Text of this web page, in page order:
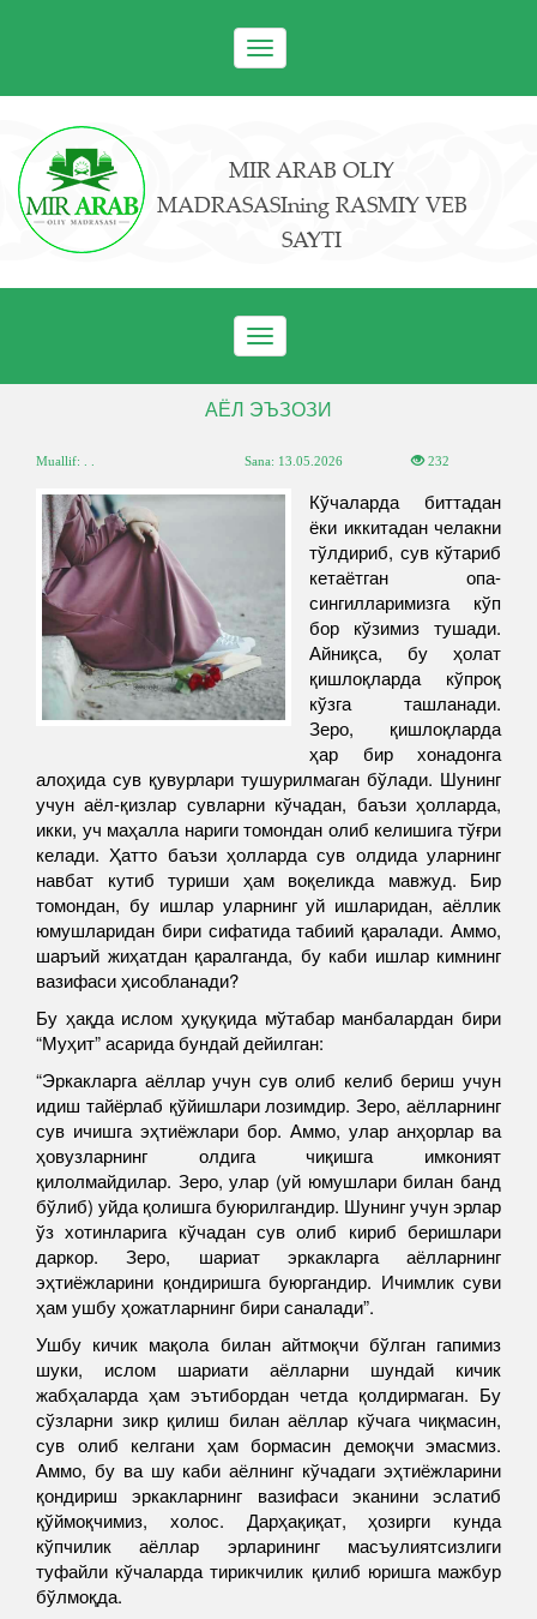
Toggle
navigation
MIR ARAB OLIY
MADRASASIning RASMIY VEB
SAYTI
Toggle
navigation
АЁЛ ЭЪЗОЗИ
Muallif: . . Sana: 13.05.2026 232
Кўчаларда биттадан
ёки иккитадан челакни
тўлдириб, сув кўтариб
кетаётган опа-
сингилларимизга кўп
бор кўзимиз тушади.
Айниқса, бу ҳолат
қишлоқларда кўпроқ
кўзга ташланади.
Зеро, қишлоқларда
ҳар бир хонадонга
алоҳида сув қувурлари тушурилмаган бўлади. Шунинг
учун аёл-қизлар сувларни кўчадан, баъзи ҳолларда,
икки, уч маҳалла нариги томондан олиб келишига тўғри
келади. Ҳатто баъзи ҳолларда сув олдида уларнинг
навбат кутиб туриши ҳам воқеликда мавжуд. Бир
томондан, бу ишлар уларнинг уй ишларидан, аёллик
юмушларидан бири сифатида табиий қаралади. Аммо,
шаръий жиҳатдан қаралганда, бу каби ишлар кимнинг
вазифаси ҳисобланади?
Бу ҳақда ислом ҳуқуқида мўтабар манбалардан бири
“Муҳит” асарида бундай дейилган:
“Эркакларга аёллар учун сув олиб келиб бериш учун
идиш тайёрлаб қўйишлари лозимдир. Зеро, аёлларнинг
сув ичишга эҳтиёжлари бор. Аммо, улар анҳорлар ва
ҳовузларнинг олдига чиқишга имконият
қилолмайдилар. Зеро, улар (уй юмушлари билан банд
бўлиб) уйда қолишга буюрилгандир. Шунинг учун эрлар
ўз хотинларига кўчадан сув олиб кириб беришлари
даркор. Зеро, шариат эркакларга аёлларнинг
эҳтиёжларини қондиришга буюргандир. Ичимлик суви
ҳам ушбу ҳожатларнинг бири саналади”.
Ушбу кичик мақола билан айтмоқчи бўлган гапимиз
шуки, ислом шариати аёлларни шундай кичик
жабҳаларда ҳам эътибордан четда қолдирмаган. Бу
сўзларни зикр қилиш билан аёллар кўчага чиқмасин,
сув олиб келгани ҳам бормасин демоқчи эмасмиз.
Аммо, бу ва шу каби аёлнинг кўчадаги эҳтиёжларини
қондириш эркакларнинг вазифаси эканини эслатиб
қўймоқчимиз, холос. Дарҳақиқат, ҳозирги кунда
кўпчилик аёллар эрларининг масъулиятсизлиги
туфайли кўчаларда тирикчилик қилиб юришга мажбур
бўлмоқда.